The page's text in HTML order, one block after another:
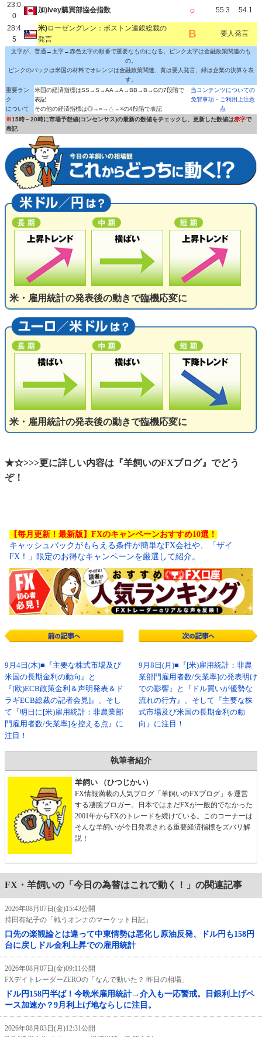
23:0
0
加)Ivey購買部協会指数 ○ 55.3 54.1
28:4
5
米)ローゼングレン：ボストン連銀総裁の
発言
B 要人発言
文字が、普通→太字→赤色太字の順番で重要なものになる。ピンク太字は金融政策関連のも
の。
ピンクのバックは米国の材料でオレンジは金融政策関連、黄は要人発言、緑は企業の決算を表
す。
重要ラン
ク
について
米国の経済指標はSS→S→AA→A→BB→B→Cの7段階で
表記
その他の経済指標は◎→○→△→×の4段階で表記
当コンテンツについての
免罪事項・ご利用上注意
点
※15時～20時に市場予想値(コンセンサス)の最新の数値をチェックし、更新した数値は赤字で
表記
米・雇用統計の発表後の動きで臨機応変に
米・雇用統計の発表後の動きで臨機応変に
★☆>>>更に詳しい内容は『羊飼いのFXブログ』でどう
ぞ！
【毎月更新！最新版】FXのキャンペーンおすすめ10選！
キャッシュバックがもらえる条件が簡単なFX会社や、「ザイ
FX！」限定のお得なキャンペーンを厳選して紹介。
9月4日(木)■『主要な株式市場及び
米国の長期金利の動向』と
『[欧)ECB政策金利＆声明発表＆ド
ラギECB総裁の記者会見]』、そし
て『明日に[米)雇用統計：非農業部
門雇用者数/失業率]を控える点』に
注目！
9月8日(月)■『[米)雇用統計：非農
業部門雇用者数/失業率]の発表明け
での影響』と『ドル買いが優勢な
流れの行方』、そして『主要な株
式市場及び米国の長期金利の動
向』に注目！
執筆者紹介
羊飼い （ひつじかい）
FX情報満載の人気ブログ「羊飼いのFXブログ」を運営
する凄腕ブロガー。日本ではまだFXが一般的でなかった
2001年からFXのトレードを続けている。このコーナーは
そんな羊飼いが今日発表される重要経済指標をズバリ解
説！
FX・羊飼いの「今日の為替はこれで動く！」の関連記事
2026年08月07日(金)15:43公開
持田有紀子の「戦うオンナのマーケット日記」
口先の楽観論とは違って中東情勢は悪化し原油反発、ドル円も158円
台に戻しドル金利上昇での雇用統計
2026年08月07日(金)09:11公開
FXデイトレーダーZEROの「なんで動いた？ 昨日の相場」
ドル円158円半ば！今晩米雇用統計→介入も一応警戒。日銀利上げペ
ース加速か？9月利上げ地ならしに注目。
2026年08月03日(月)12:31公開